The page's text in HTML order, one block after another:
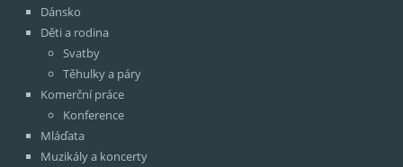
Dánsko
Děti a rodina
Svatby
Těhulky a páry
Komerční práce
Konference
Mláďata
Muzikály a koncerty